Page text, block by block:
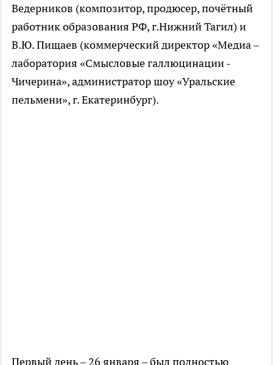
Ведерников (композитор, продюсер, почётный
работник образования РФ, г.Нижний Тагил) и
В.Ю. Пищаев (коммерческий директор «Медиа –
лаборатория «Смысловые галлюцинации -
Чичерина», администратор шоу «Уральские
пельмени», г. Екатеринбург).
Первый день – 26 января – был полностью